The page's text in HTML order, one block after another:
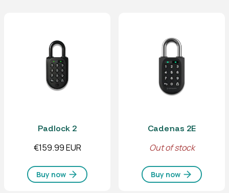
Padlock 2
€159.99 EUR
Buy now
Cadenas 2E
Out of stock
Buy now